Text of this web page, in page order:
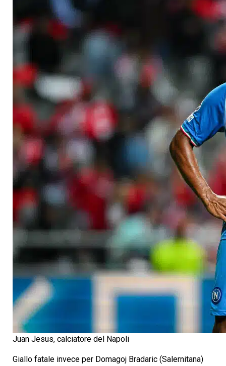
Juan Jesus, calciatore del Napoli
Giallo fatale invece per Domagoj Bradaric (Salernitana)